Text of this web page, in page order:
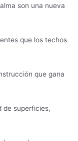
son una nueva
que los techos
que gana
de superficies,